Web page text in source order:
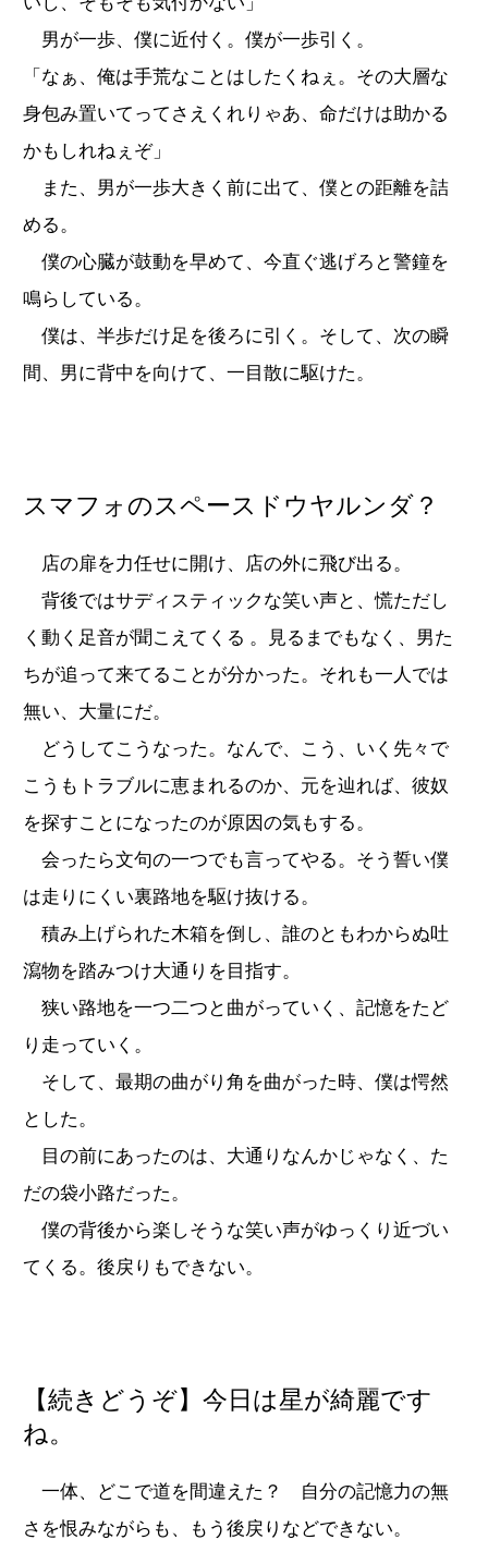
男が一歩、僕に近付く。僕が一歩引く。
「なぁ、俺は手荒なことはしたくねぇ。その大層な
身包み置いてってさえくれりゃあ、命だけは助かる
かもしれねぇぞ」
また、男が一歩大きく前に出て、僕との距離を詰
める。
僕の心臓が鼓動を早めて、今直ぐ逃げろと警鐘を
鳴らしている。
僕は、半歩だけ足を後ろに引く。そして、次の瞬
間、男に背中を向けて、一目散に駆けた。
スマフォのスペースドウヤルンダ？
店の扉を力任せに開け、店の外に飛び出る。
背後ではサディスティックな笑い声と、慌ただし
く動く足音が聞こえてくる 。見るまでもなく、男た
ちが追って来てることが分かった。それも一人では
無い、大量にだ。
どうしてこうなった。なんで、こう、いく先々で
こうもトラブルに恵まれるのか、元を辿れば、彼奴
を探すことになったのが原因の気もする。
会ったら文句の一つでも言ってやる。そう誓い僕
は走りにくい裏路地を駆け抜ける。
積み上げられた木箱を倒し、誰のともわからぬ吐
瀉物を踏みつけ大通りを目指す。
狭い路地を一つ二つと曲がっていく、記憶をたど
り走っていく。
そして、最期の曲がり角を曲がった時、僕は愕然
とした。
目の前にあったのは、大通りなんかじゃなく、た
だの袋小路だった。
僕の背後から楽しそうな笑い声がゆっくり近づい
てくる。後戻りもできない。
【続きどうぞ】今日は星が綺麗です
ね。
一体、どこで道を間違えた？ 自分の記憶力の無
さを恨みながらも、もう後戻りなどできない。